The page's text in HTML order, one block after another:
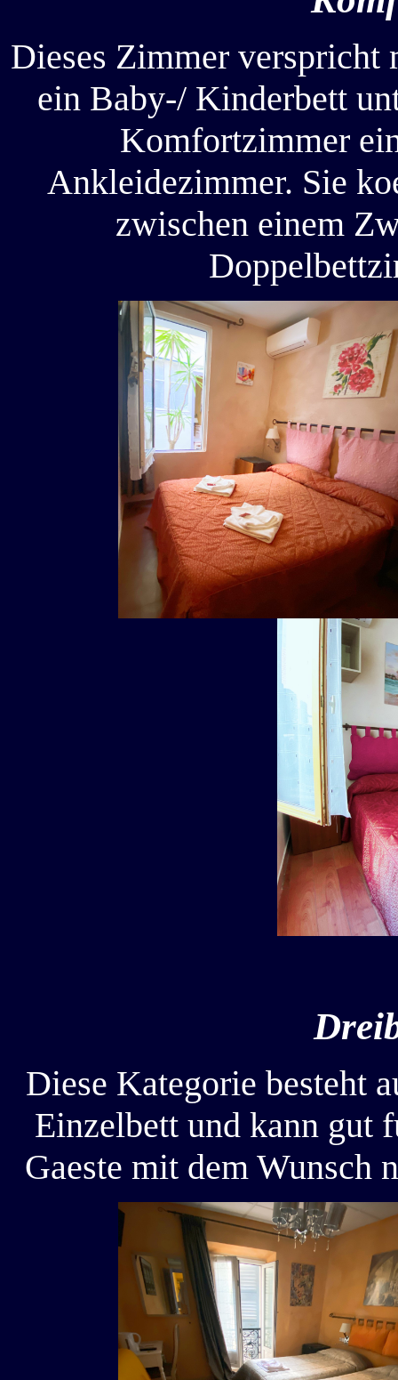
Dieses Zimmer verspricht
ein Baby-/ Kinderbett
Komfortzimmer
Ankleidezimmer. Sie
zwischen einem
Diese Kategorie besteht
Einzelbett und kann gut
Gaeste mit dem Wunsch